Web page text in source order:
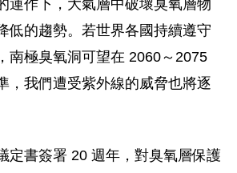
運作下，大氣層中破壞臭氧層物
低的趨勢。若世界各國持續遵守
南極臭氧洞可望在 2060～2075
，我們遭受紫外線的威脅也將逐
定書簽署 20 週年，對臭氧層保護